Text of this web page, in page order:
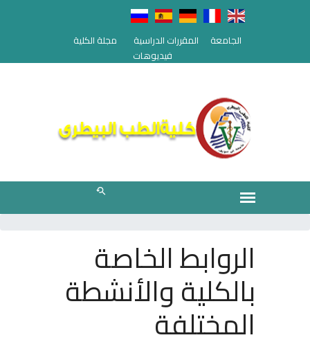
الجامعة المقررات الدراسية
مجلة الكلية
فيديوهات
الروابط الخاصة
بالكلية والأنشطة
المختلفة